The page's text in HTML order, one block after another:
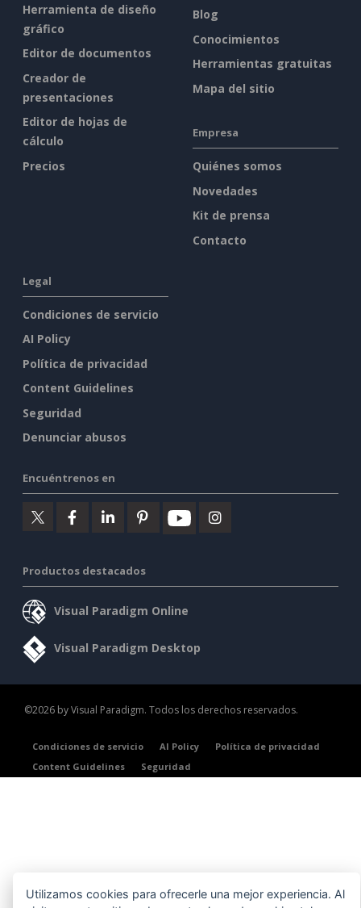
Herramienta de diseño
gráfico
Editor de documentos
Creador de
presentaciones
Editor de hojas de
cálculo
Precios
Blog
Conocimientos
Herramientas gratuitas
Mapa del sitio
Empresa
Quiénes somos
Novedades
Kit de prensa
Contacto
Legal
Condiciones de servicio
AI Policy
Política de privacidad
Content Guidelines
Seguridad
Denunciar abusos
Encuéntrenos en
Productos destacados
Visual Paradigm Online
Visual Paradigm Desktop
©2026 by Visual Paradigm. Todos los derechos reservados.
Condiciones de servicio AI Policy
Política de privacidad
Content Guidelines
Seguridad
Utilizamos cookies para ofrecerle una mejor experiencia. Al